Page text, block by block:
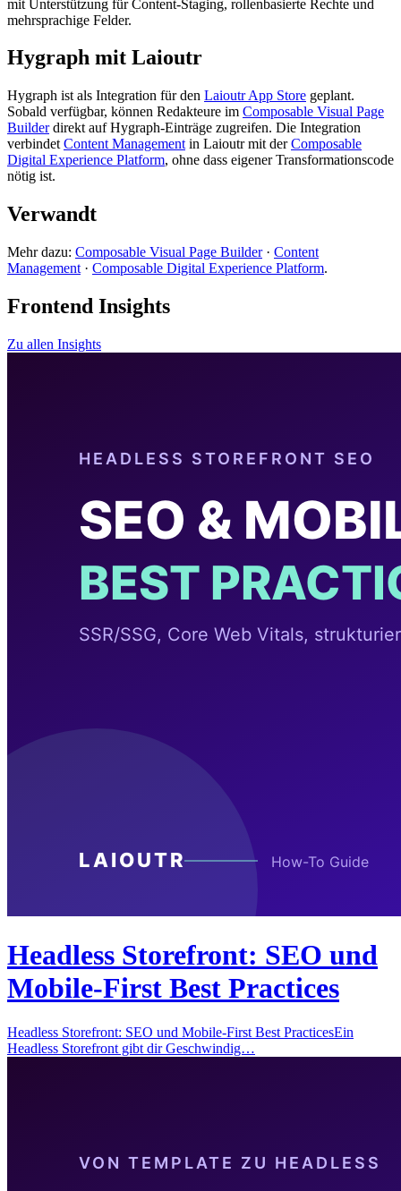
mit Unterstützung für Content-Staging, rollenbasierte Rechte und
mehrsprachige Felder.
Hygraph mit Laioutr
Hygraph ist als Integration für den Laioutr App Store geplant.
Sobald verfügbar, können Redakteure im Composable Visual Page
Builderdirekt auf Hygraph-Einträge zugreifen. Die Integration
verbindet Content Management in Laioutr mit derComposable
Digital Experience Platform, ohne dass eigener Transformationscode
nötig ist.
Verwandt
Mehr dazu: Composable Visual Page Builder· Content
Management · Composable Digital Experience Platform.
Frontend Insights
Zu allen Insights
Headless Storefront: SEO und
Mobile-First Best Practices
Headless Storefront: SEO und Mobile-First Best PracticesEin
Headless Storefront gibt dir Geschwindig…